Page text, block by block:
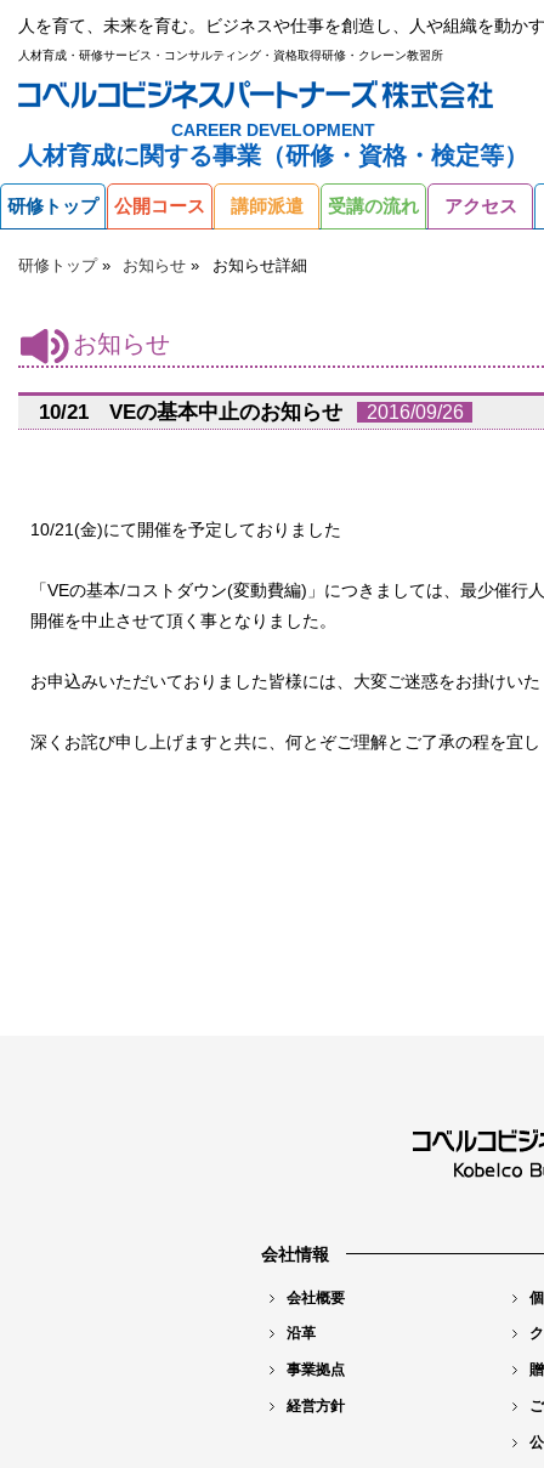
人を育て、未来を育む。ビジネスや仕事を創造し、人や組織を動か
人材育成・研修サービス・コンサルティング・資格取得研修・クレーン教習所
CAREER DEVELOPMENT
人材育成に関する事業（研修・資格・検定等）
研修トップ 公開コース 講師派遣 受講の流れ アクセス
研修トップ お知らせ お知らせ詳細
お知らせ
10/21 VEの基本中止のお知らせ 2016/09/26
10/21(金)にて開催を予定しておりました
「VEの基本/コストダウン(変動費編)」につきましては、最少催行
開催を中止させて頂く事となりました。
お申込みいただいておりました皆様には、大変ご迷惑をお掛けい
深くお詫び申し上げますと共に、何とぞご理解とご了承の程を宜
会社情報
会社概要
沿革
事業拠点
経営方針